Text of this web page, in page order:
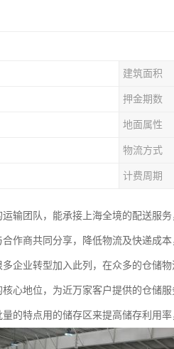
建筑面积
押金期数
地面属性
物流方式
计费周期
输团队，能承接上海全境的配送服
作商共同分享，降低物流及快递成本
多企业转型加入此列，在众多的仓储
心地位，为近万家客户提供的仓储服
的特点用的储存区来提高储存利用